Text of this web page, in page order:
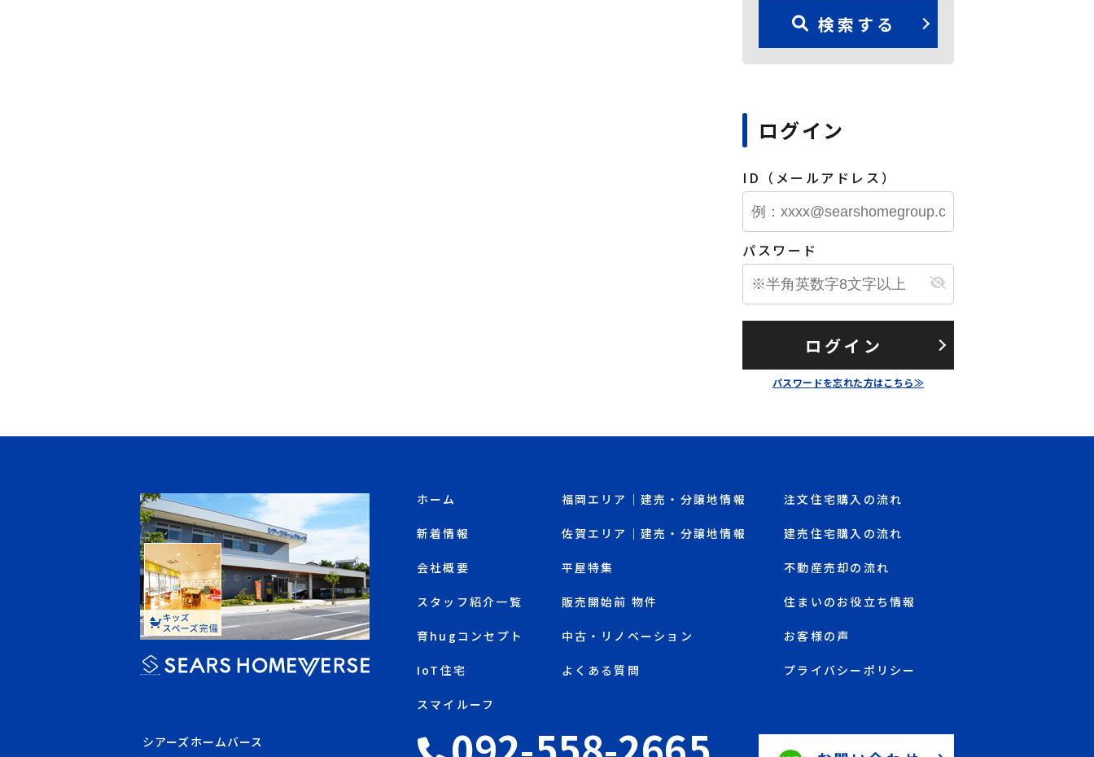
検索する
ログイン
ID（メールアドレス）
パスワード
ログイン
パスワードを忘れた方はこちら≫
シアーズホームバース
ホーム
新着情報
会社概要
スタッフ紹介一覧
育hugコンセプト
IoT住宅
スマイルーフ
福岡エリア｜建売・分譲地情報
佐賀エリア｜建売・分譲地情報
平屋特集
販売開始前 物件
中古・リノベーション
よくある質問
注文住宅購入の流れ
建売住宅購入の流れ
不動産売却の流れ
住まいのお役立ち情報
お客様の声
プライバシーポリシー